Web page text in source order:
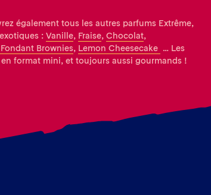
également tous les autres parfums Extrême,
: Vanille, Fraise, Chocolat,
Brownies, Lemon Cheesecake
… Les
format mini, et toujours aussi gourmands !